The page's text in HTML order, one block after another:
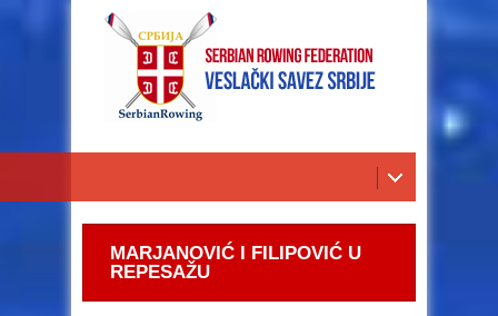
MARJANOVIĆ I FILIPOVIĆ U
REPESAŽU